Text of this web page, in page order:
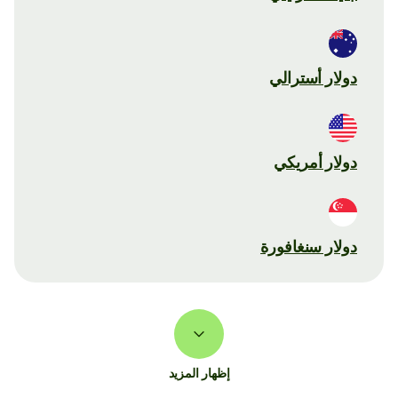
دولار أسترالي
دولار أمريكي
دولار سنغافورة
إظهار المزيد